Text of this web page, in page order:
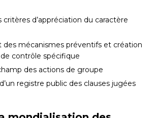
critères d’appréciation du caractère
mécanismes préventifs et création
contrôle spécifique
des actions de groupe
registre public des clauses jugées